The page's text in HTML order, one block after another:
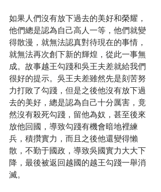
如果人們沒有放下過去的美好和榮耀，
他們總是認為自己高人一等，他們就變
得散漫，就無法認真對待現在的事情，
就無法再次創下新的輝煌，從此一事無
成。故事越王勾踐和吳王夫差就給我們
很好的提示。吳王夫差雖然先是刻苦努
力打敗了勾踐，但是之後他沒有放下過
去的美好，總是認為自己十分厲害，竟
然沒有殺死勾踐，留他為奴，甚至後來
放他回國，導致勾踐有機會暗地裡練
兵，積攢實力，而且之後他還變得懶
散，不勤于國政，導致吳國實力大大下
降，最後被返回越國的越王勾踐一舉消
滅。